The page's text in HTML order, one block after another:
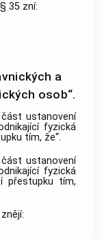
35 zní:
a
osob“.
ustanovení
fyzická
tím, že“.
ustanovení
fyzická
přestupku tím,